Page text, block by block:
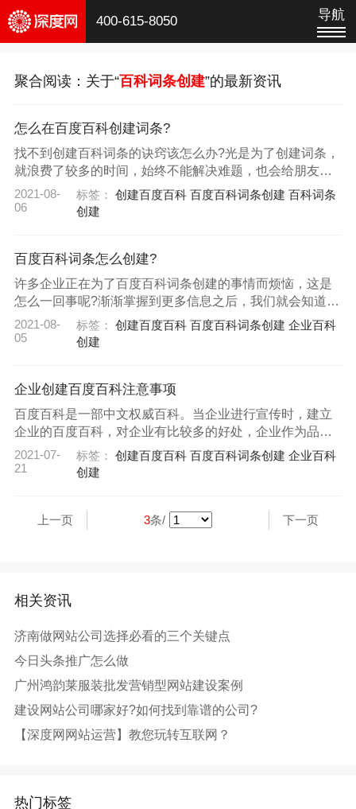
400-615-8050 导航
聚合阅读：关于“百科词条创建”的最新资讯
怎么在百度百科创建词条?
找不到创建百科词条的诀窍该怎么办?光是为了创建词条，
就浪费了较多的时间，始终不能解决难题，也会给朋友们
增加更多的困扰。具体该如何做呢?想要知道怎么能够轻松
创建词条，就可以多了解一下的介绍内容了。
2021-08-
06
标签： 创建百度百科 百度百科词条创建 百科词条
创建
百度百科词条怎么创建?
许多企业正在为了百度百科词条创建的事情而烦恼，这是
怎么一回事呢?渐渐掌握到更多信息之后，我们就会知道词
条也是让人们了解企业，并且对企业产生好印象，以及提
升企业形象的关键所在了。不知道如何创建该怎么办呢?想
2021-08-
05
标签： 创建百度百科 百度百科词条创建 企业百科
创建
企业创建百度百科注意事项
百度百科是一部中文权威百科。当企业进行宣传时，建立
企业的百度百科，对企业有比较多的好处，企业作为品牌
的载体，创建百度百科有什么好处?大多数企业为使公司的
品牌和形象更好的宣传推广，让用户寻找容易找到公司中
企业带来好处呢?
2021-07-
21
标签： 创建百度百科 百度百科词条创建 企业百科
创建
上一页 3条/ 下一页
相关资讯
济南做网站公司选择必看的三个关键点
今日头条推广怎么做
广州鸿韵莱服装批发营销型网站建设案例
建设网站公司哪家好?如何找到靠谱的公司?
【深度网网站运营】教您玩转互联网？
热门标签